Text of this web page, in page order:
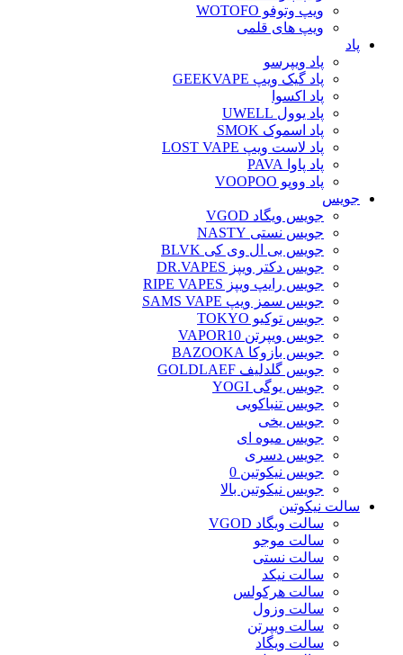
ویپ وتوفو WOTOFO
ویپ های قلمی
پاد
پاد ویپرسو
پاد گیک ویپ GEEKVAPE
پاد اکسوا
پاد یوول UWELL
پاد اسموک SMOK
پاد لاست ویپ LOST VAPE
پاد پاوا PAVA
پاد ووپو VOOPOO
جویس‌
جویس ویگاد VGOD
جویس نستی NASTY
جویس بی ال وی کی BLVK
جویس دکتر ویپز DR.VAPES
جویس رایپ ویپز RIPE VAPES
جویس سمز ویپ SAMS VAPE
جویس توکیو TOKYO
جویس ویپرتن VAPOR10
جویس بازوکا BAZOOKA
جویس گلدلیف GOLDLAEF
جویس یوگی YOGI
جویس تنباکویی
جویس یخی
جویس میوه ای
جویس دسری
جویس نیکوتین 0
جویس نیکوتین بالا
سالت نیکوتین
سالت ویگاد VGOD
سالت موجو
سالت نستی
سالت نیکد
سالت هرکولس
سالت وزول
سالت ویپرتن
سالت ویگاد